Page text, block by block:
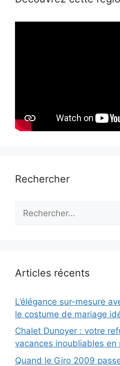
Rechercher
Articles récents
L’élégance sur-mesure
le costume de mariage
Chalet Dunoyer : votre
vacances inoubliables en
Quand le Giro 2009